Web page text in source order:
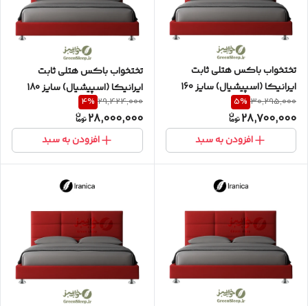
تختخواب باکس هتلی ثابت
ایرانیکا (اسپیشیال) سایز 160
دونفره (دو تکه) به همراه تاج طرح
مستطیل
30,295,000
5%
28,700,000
افزودن به سبد
تختخواب باکس هتلی ثابت
ایرانیکا (اسپیشیال) سایز 180
دونفره به همراه تاج طرح مستطیل
29,424,000
4%
28,000,000
افزودن به سبد